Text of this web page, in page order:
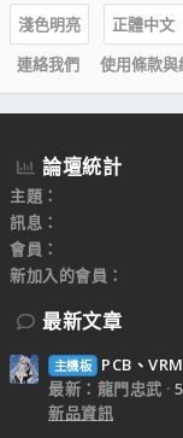
淺色明亮
正體中文
連絡我們
使用條款與
論壇統計
主題
訊息
會員
新加入的會員
最新文章
主機板
PCB、
最新：龍門忠武
新品資訊